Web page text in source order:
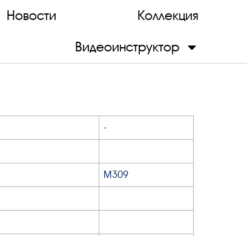
Новости Коллекция
Видеоинструктор
-
М309